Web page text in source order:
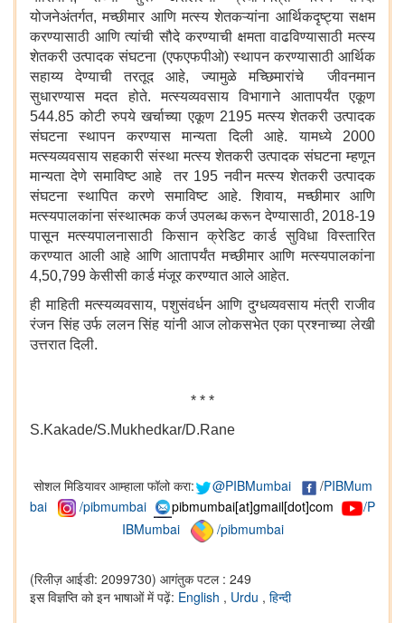
योजनेअंतर्गत, मच्छीमार आणि मत्स्य शेतकऱ्यांना आर्थिकदृष्ट्या सक्षम
करण्यासाठी आणि त्यांची सौदे करण्याची क्षमता वाढविण्यासाठी मत्स्य
शेतकरी उत्पादक संघटना (एफएफपीओ) स्थापन करण्यासाठी आर्थिक
सहाय्य देण्याची तरतूद आहे, ज्यामुळे मच्छिमारांचे जीवनमान
सुधारण्यास मदत होते. मत्स्यव्यवसाय विभागाने आतापर्यंत एकूण
544.85 कोटी रुपये खर्चाच्या एकूण 2195 मत्स्य शेतकरी उत्पादक
संघटना स्थापन करण्यास मान्यता दिली आहे. यामध्ये 2000
मत्स्यव्यवसाय सहकारी संस्था मत्स्य शेतकरी उत्पादक संघटना म्हणून
मान्यता देणे समाविष्ट आहे तर 195 नवीन मत्स्य शेतकरी उत्पादक
संघटना स्थापित करणे समाविष्ट आहे. शिवाय, मच्छीमार आणि
मत्स्यपालकांना संस्थात्मक कर्ज उपलब्ध करून देण्यासाठी, 2018-19
पासून मत्स्यपालनासाठी किसान क्रेडिट कार्ड सुविधा विस्तारित
करण्यात आली आहे आणि आतापर्यंत मच्छीमार आणि मत्स्यपालकांना
4,50,799 केसीसी कार्ड मंजूर करण्यात आले आहेत.
ही माहिती मत्स्यव्यवसाय, पशुसंवर्धन आणि दुग्धव्यवसाय मंत्री राजीव
रंजन सिंह उर्फ ललन सिंह यांनी आज लोकसभेत एका प्रश्नाच्या लेखी
उत्तरात दिली.
* * *
S.Kakade/S.Mukhedkar/D.Rane
सोशल मिडियावर आम्हाला फॉलो करा: @PIBMumbai /PIBMum
bai
/pibmumbai pibmumbai[at]gmail[dot]com
/P
IBMumbai
/pibmumbai
(रिलीज़ आईडी: 2099730) आगंतुक पटल : 249
इस विज्ञप्ति को इन भाषाओं में पढ़ें: English , Urdu , हिन्दी